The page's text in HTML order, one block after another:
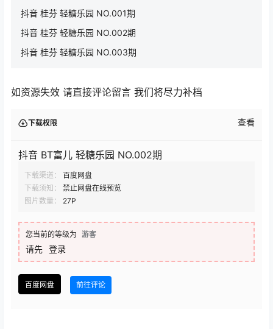
抖音 桂芬 轻糖乐园 NO.001期
抖音 桂芬 轻糖乐园 NO.002期
抖音 桂芬 轻糖乐园 NO.003期
如资源失效 请直接评论留言 我们将尽力补档
下载权限 查看
抖音 BT富儿 轻糖乐园 NO.002期
下载渠道：
百度网盘
下载须知：
禁止网盘在线预览
图片数量：
27P
您当前的等级为 游客
请先 登录
百度网盘 前往评论